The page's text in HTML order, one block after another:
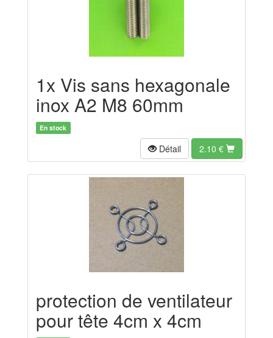
1x Vis sans hexagonale
inox A2 M8 60mm
En stock
Détail 2.10 €
protection de ventilateur
pour tête 4cm x 4cm